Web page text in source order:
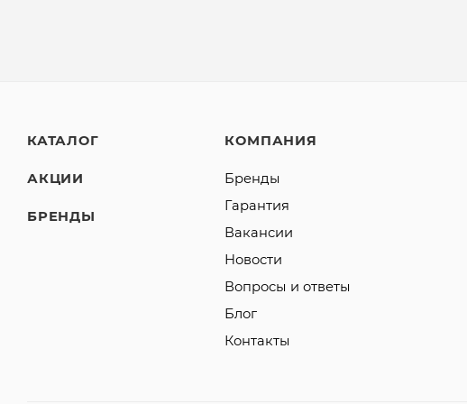
КАТАЛОГ
АКЦИИ
БРЕНДЫ
КОМПАНИЯ
Бренды
Гарантия
Вакансии
Новости
Вопросы и ответы
Блог
Контакты